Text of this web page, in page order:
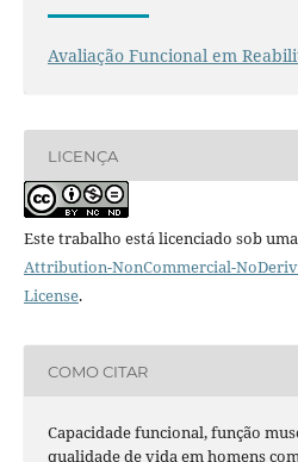
Avaliação Funcional em
LICENÇA
Este trabalho está licenciado sob
Attribution-NonCommercial-
License.
COMO CITAR
Capacidade funcional, função
qualidade de vida em homens